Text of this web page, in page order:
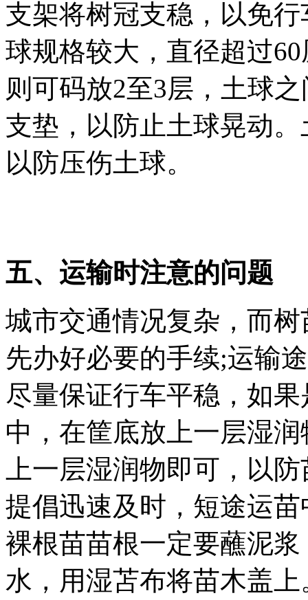
支架将树冠支稳，以免
球规格较大，直径超过
则可码放2至3层，土球
支垫，以防止土球晃动
以防压伤土球。
五、运输时注意的问题
城市交通情况复杂，而
先办好必要的手续;运输
尽量保证行车平稳，如
中，在筐底放上一层湿
上一层湿润物即可，以
提倡迅速及时，短途运
裸根苗苗根一定要蘸泥
水，用湿苫布将苗木盖